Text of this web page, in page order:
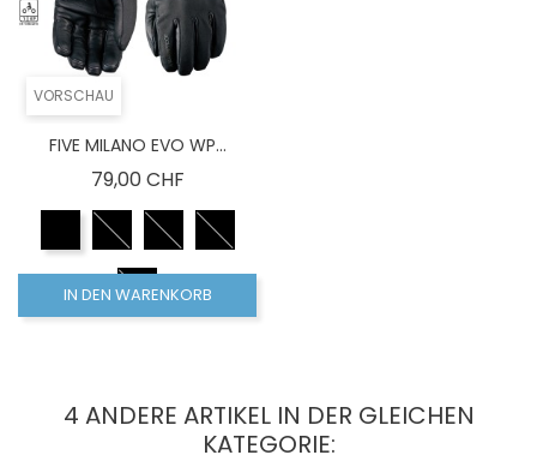
VORSCHAU
FIVE MILANO EVO WP...
79,00 CHFPreis
IN DEN WARENKORB
4 ANDERE ARTIKEL IN DER GLEICHEN
KATEGORIE: